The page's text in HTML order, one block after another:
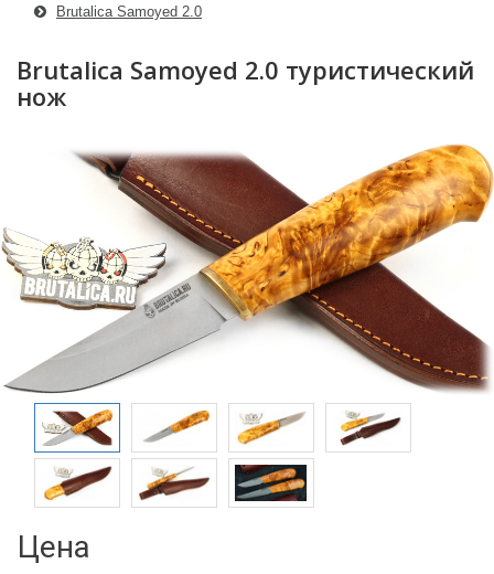
Brutalica Samoyed 2.0
Brutalica Samoyed 2.0 туристический
нож
Цена